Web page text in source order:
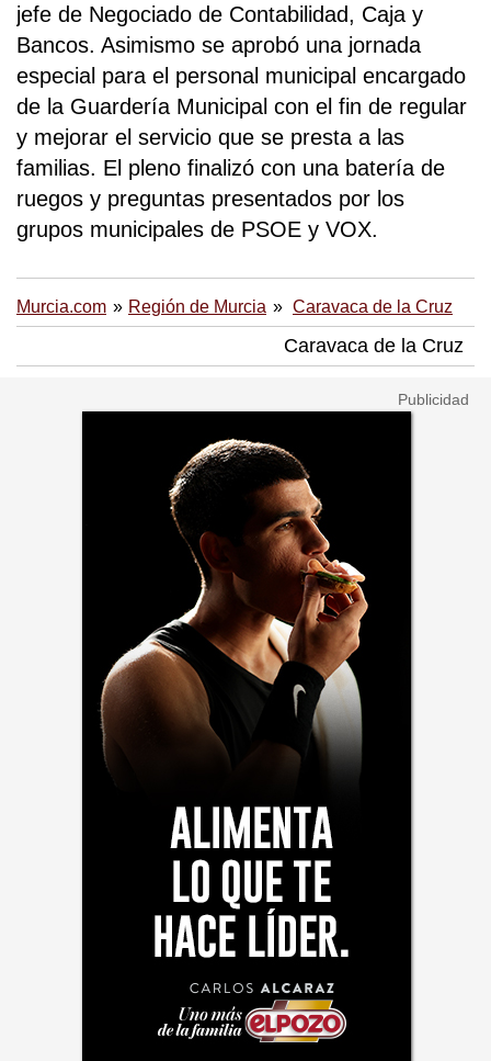
jefe de Negociado de Contabilidad, Caja y
Bancos. Asimismo se aprobó una jornada
especial para el personal municipal encargado
de la Guardería Municipal con el fin de regular
y mejorar el servicio que se presta a las
familias. El pleno finalizó con una batería de
ruegos y preguntas presentados por los
grupos municipales de PSOE y VOX.
Murcia.com Región de Murcia Caravaca de la Cruz
Caravaca de la Cruz